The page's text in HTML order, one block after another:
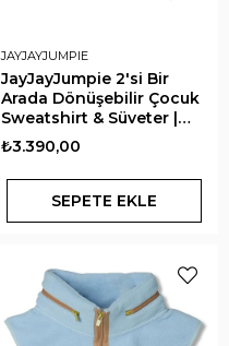
JAYJAYJUMPIE
JayJayJumpie 2'si Bir
Arada Dönüşebilir Çocuk
Sweatshirt & Süveter |
Mavi
₺3.390,00
SEPETE EKLE